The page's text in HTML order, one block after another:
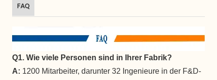
FAQ
Q1. Wie viele Personen sind in Ihrer Fabrik?
A: 1200 Mitarbeiter, darunter 32 Ingenieure in der F&D-